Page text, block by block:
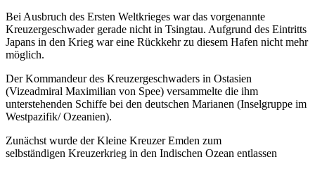
Bei Ausbruch des Ersten Weltkrieges war das vorgenannte
Kreuzergeschwader gerade nicht in Tsingtau. Aufgrund des Eintritts
Japans in den Krieg war eine Rückkehr zu diesem Hafen nicht mehr
möglich.
Der Kommandeur des Kreuzergeschwaders in Ostasien
(Vizeadmiral Maximilian von Spee) versammelte die ihm
unterstehenden Schiffe bei den deutschen Marianen (Inselgruppe im
Westpazifik/ Ozeanien).
Zunächst wurde der Kleine Kreuzer Emden zum
selbständigen Kreuzerkrieg in den Indischen Ozean entlassen